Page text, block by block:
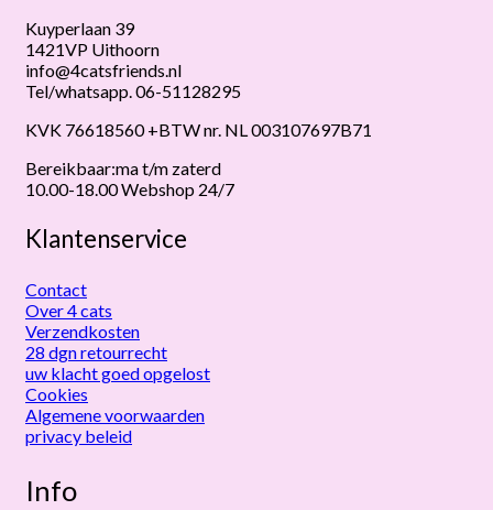
Kuyperlaan 39
1421VP Uithoorn
info@4catsfriends.nl
Tel/whatsapp. 06-51128295
KVK 76618560 +BTW nr. NL 003107697B71
Bereikbaar:ma t/m zaterd
10.00-18.00 Webshop 24/7
Klantenservice
Contact
Over 4 cats
Verzendkosten
28 dgn retourrecht
uw klacht goed opgelost
Cookies
Algemene voorwaarden
privacy beleid
Info